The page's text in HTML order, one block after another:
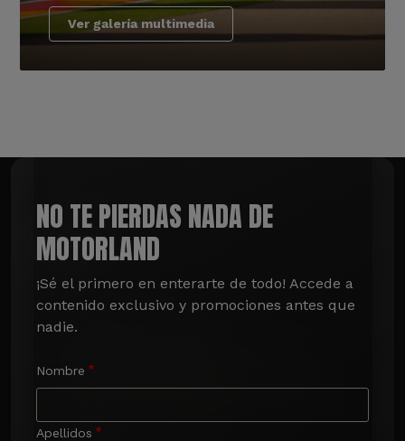
Ver galería multimedia
NO TE PIERDAS NADA DE
MOTORLAND
¡Sé el primero en enterarte de todo! Accede a
contenido exclusivo y promociones antes que
nadie.
Nombre
Apellidos